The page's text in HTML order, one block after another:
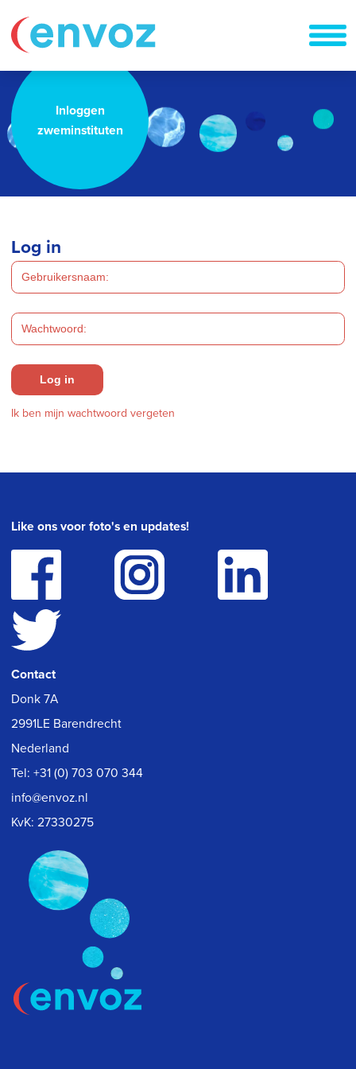
Inloggen
zweminstituten
Log in
Log in
Ik ben mijn wachtwoord vergeten
Like ons voor foto's en updates!
Contact
Donk 7A
2991LE Barendrecht
Nederland
Tel:+31 (0) 703 070 344
info@envoz.nl
KvK: 27330275